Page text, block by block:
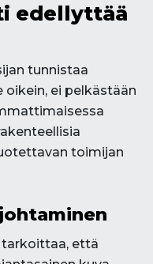
edellyttää
tunnistaa
oikein, ei pelkästään
toimijan
että